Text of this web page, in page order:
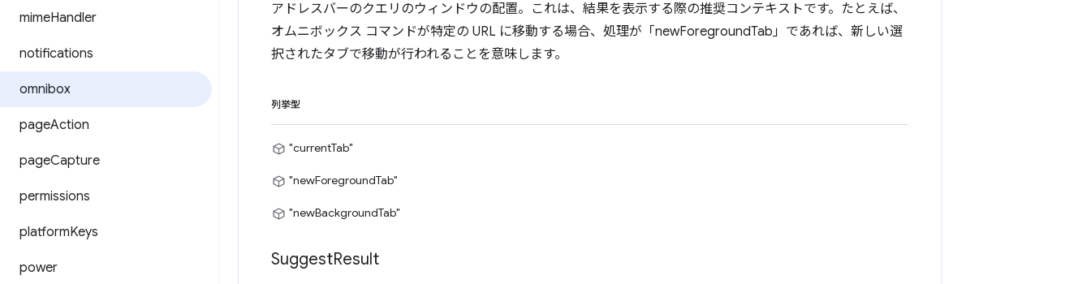
mimeHandler
notifications
omnibox
pageAction
pageCapture
permissions
platformKeys
power
アドレスバーのクエリのウィンドウの配置。これは、結果を表示する際の推奨コンテキストです。たとえば、
オムニボックス コマンドが特定の URL に移動する場合、処理が「newForegroundTab」であれば、新しい選
択されたタブで移動が行われることを意味します。
列挙型
"currentTab"
"newForegroundTab"
"newBackgroundTab"
SuggestResult